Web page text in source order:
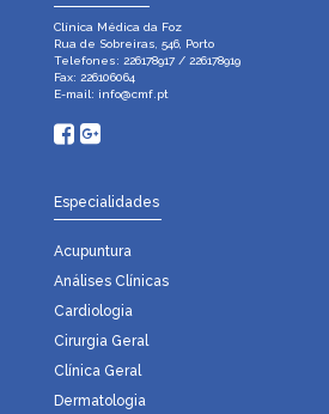
Clínica Médica da Foz
Rua de Sobreiras, 546, Porto
Telefones: 226178917 / 226178919
Fax: 226106064
E-mail: info@cmf.pt
Especialidades
Acupuntura
Análises Clínicas
Cardiologia
Cirurgia Geral
Clínica Geral
Dermatologia